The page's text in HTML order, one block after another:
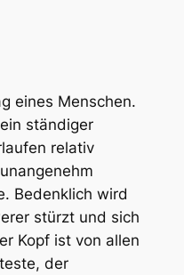
eines Menschen.
ständiger
relativ
Bedenklich wird
stürzt und sich
Kopf ist von allen
der